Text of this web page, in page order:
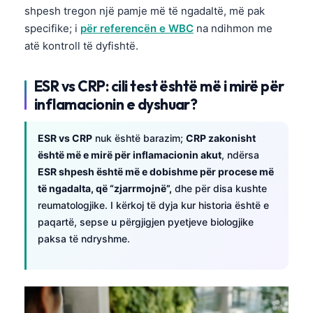
shpesh tregon një pamje më të ngadaltë, më pak
specifike; i për referencën e WBC na ndihmon me
atë kontroll të dyfishtë.
ESR vs CRP: cili test është më i mirë për
inflamacionin e dyshuar?
ESR vs CRP nuk është barazim; CRP zakonisht
është më e mirë për inflamacionin akut, ndërsa
ESR shpesh është më e dobishme për procese më
të ngadalta, që “zjarrmojnë”, dhe për disa kushte
reumatologjike. I kërkoj të dyja kur historia është e
paqartë, sepse u përgjigjen pyetjeve biologjike
paksa të ndryshme.